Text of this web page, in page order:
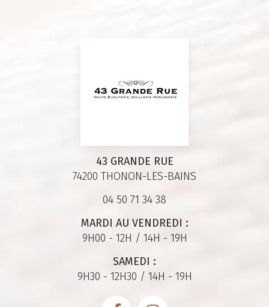
43 GRANDE RUE
74200 THONON-LES-BAINS
04 50 71 34 38
MARDI AU VENDREDI :
9H00 - 12H / 14H - 19H
SAMEDI :
9H30 - 12H30 / 14H - 19H